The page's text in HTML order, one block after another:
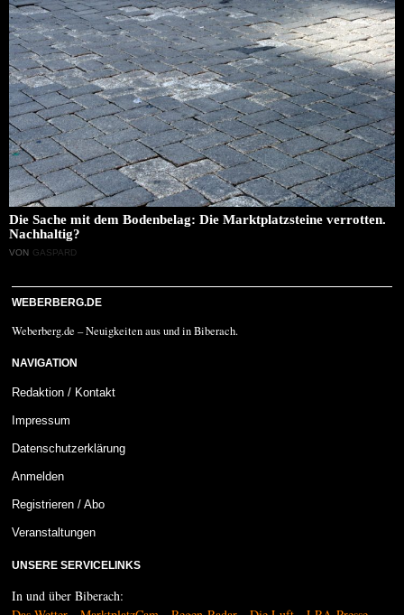
Die Sache mit dem Bodenbelag: Die Marktplatzsteine verrotten.
Nachhaltig?
VON GASPARD
WEBERBERG.DE
Weberberg.de – Neuigkeiten aus und in Biberach.
NAVIGATION
Redaktion / Kontakt
Impressum
Datenschutzerklärung
Anmelden
Registrieren / Abo
Veranstaltungen
UNSERE SERVICELINKS
In und über Biberach: